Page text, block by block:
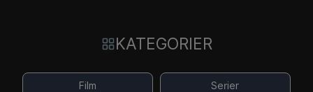
KATEGORIER
Film Serier